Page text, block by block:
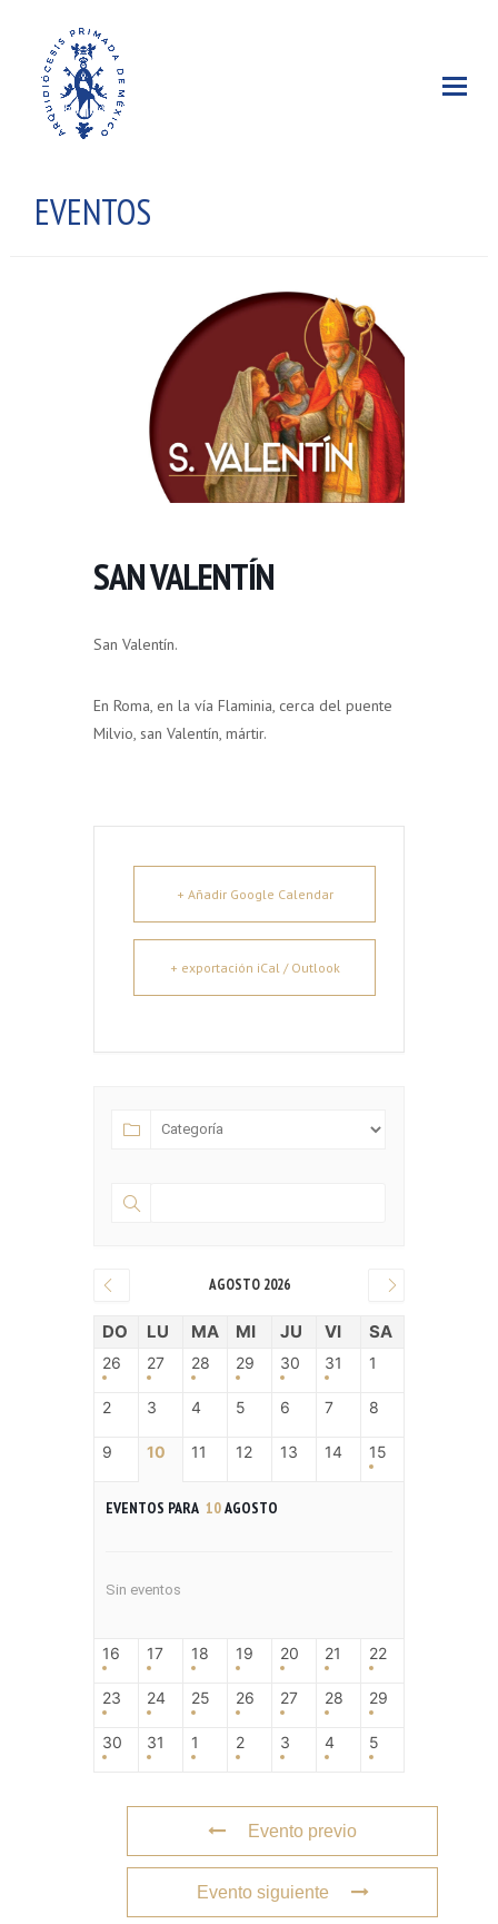
EVENTOS
SAN VALENTÍN
San Valentín.
En Roma, en la vía Flaminia, cerca del puente
Milvio, san Valentín, mártir.
+ Añadir Google Calendar
+ exportación iCal / Outlook
AGOSTO 2026
DO LU MA MI JU VI SA
26 27 28 29 30 31 1
2 3 4 5 6 7 8
9 10 11 12 13 14 15
EVENTOS PARA 10AGOSTO
Sin eventos
16 17 18 19 20 21 22
23 24 25 26 27 28 29
30 31 1 2 3 4 5
Evento previo
Evento siguiente